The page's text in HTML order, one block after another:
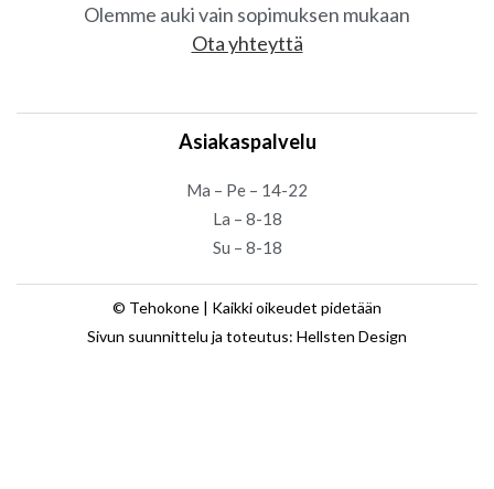
Olemme auki vain sopimuksen mukaan
Ota yhteyttä
Asiakaspalvelu
Ma – Pe – 14-22
La – 8-18
Su – 8-18
© Tehokone | Kaikki oikeudet pidetään
Sivun suunnittelu ja toteutus: Hellsten Design